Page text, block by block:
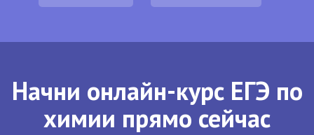
Начни онлайн-курс ЕГЭ по
химии прямо сейчас